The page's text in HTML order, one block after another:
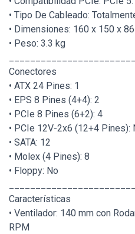
• Tipo De Cableado:
• Dimensiones: 160 x 150 x
• Peso: 3.3 kg
Conectores
• ATX 24 Pines: 1
• EPS 8 Pines (4+4): 2
• PCIe 8 Pines (6+2): 4
• PCIe 12V-2x6 (12+4 Pines):
• SATA: 12
• Molex (4 Pines): 8
• Floppy: No
Características
• Ventilador: 140 mm con
RPM